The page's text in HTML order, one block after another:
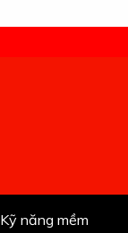
Kỹ năng mềm